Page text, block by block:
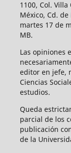
1100, Col.
México, Cd.
martes 17 de
MB.
Las opiniones
editor en jefe,
Ciencias
estudios.
Queda
parcial de los
publicación
de la